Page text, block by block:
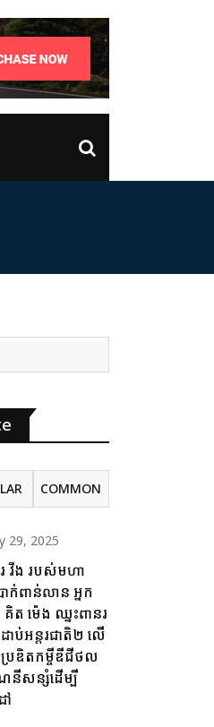
COMMON
29, 2025
រ វីង របស់មហា
ាក់ពាន់លាន អ្នក
ត ម៉េង ឈ្នះពានរ
ាប់អន្តរជាតិ២ លើ
ប្រឌិតកម្ចីឌីជីថល
សន្សំដើម្បី